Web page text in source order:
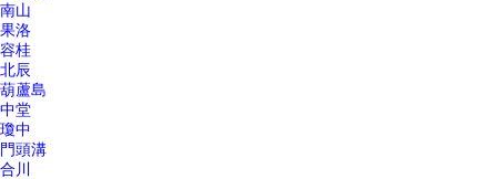
南山
果洛
容桂
北辰
葫蘆島
中堂
瓊中
門頭溝
合川